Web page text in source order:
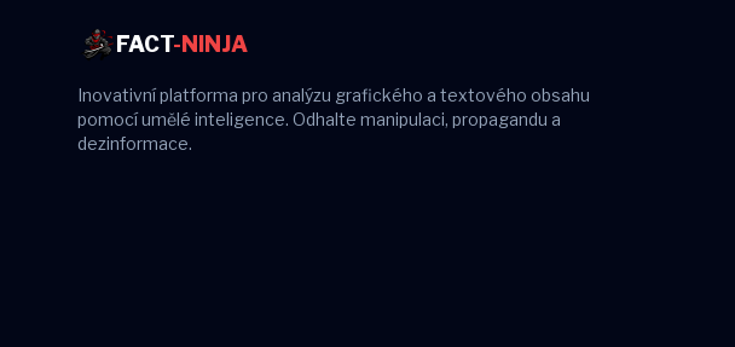
FACT-NINJA
Inovativní platforma pro analýzu grafického a textového obsahu
pomocí umělé inteligence. Odhalte manipulaci, propagandu a
dezinformace.